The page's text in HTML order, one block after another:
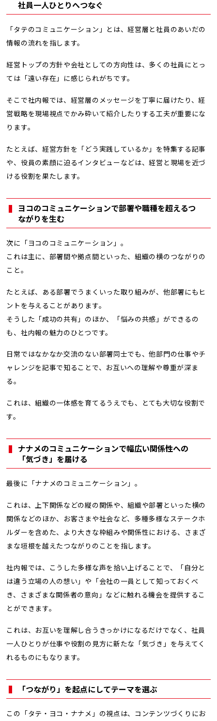
社員一人ひとりへつなぐ
「タテのコミュニケーション」とは、経営層と社員のあいだの
情報の流れを指します。
経営トップの方針や会社としての方向性は、多くの社員にとっ
ては「遠い存在」に感じられがちです。
そこで社内報では、経営層のメッセージを丁寧に届けたり、経
営戦略を現場視点でかみ砕いて紹介したりする工夫が重要にな
ります。
たとえば、経営方針を「どう実践しているか」を特集する記事
や、役員の素顔に迫るインタビューなどは、経営と現場を近づ
ける役割を果たします。
ヨコのコミュニケーションで部署や職種を超えるつ
ながりを生む
次に「ヨコのコミュニケーション」。
これは主に、部署間や拠点間といった、組織の横のつながりの
こと。
たとえば、ある部署でうまくいった取り組みが、他部署にもヒ
ントを与えることがあります。
そうした「成功の共有」のほか、「悩みの共感」ができるの
も、社内報の魅力のひとつです。
日常ではなかなか交流のない部署同士でも、他部門の仕事やチ
ャレンジを記事で知ることで、お互いへの理解や尊重が深ま
る。
これは、組織の一体感を育てるうえでも、とても大切な役割で
す。
ナナメのコミュニケーションで幅広い関係性への
「気づき」を届ける
最後に「ナナメのコミュニケーション」。
これは、上下関係などの縦の関係や、組織や部署といった横の
関係などのほか、お客さまや社会など、多種多様なステークホ
ルダーを含めた、より大きな枠組みや関係性における、さまざ
まな垣根を越えたつながりのことを指します。
社内報では、こうした多様な声を拾い上げることで、「自分と
は違う立場の人の想い」や「会社の一員として知っておくべ
き、さまざまな関係者の意向」などに触れる機会を提供するこ
とができます。
これは、お互いを理解し合うきっかけになるだけでなく、社員
一人ひとりが仕事や役割の見方に新たな「気づき」を与えてく
れるものにもなります。
「つながり」を起点にしてテーマを選ぶ
この「タテ・ヨコ・ナナメ」の視点は、コンテンツづくりにお